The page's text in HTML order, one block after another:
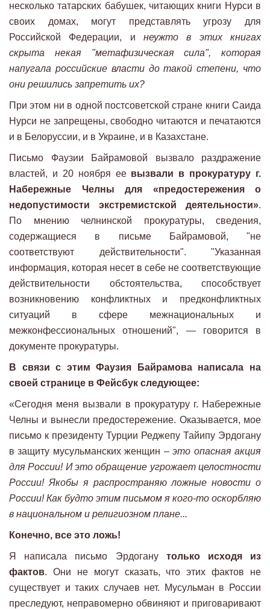
несколько татарских бабушек, читающих книги Нурси в
своих домах, могут представлять угрозу для
Российской Федерации, и неужто в этих книгах
скрыта некая "метафизическая сила", которая
напугала российские власти до такой степени, что
они решились запретить их?
При этом ни в одной постсоветской стране книги Саида
Нурси не запрещены, свободно читаются и печатаются
и в Белоруссии, и в Украине, и в Казахстане.
Письмо Фаузии Байрамовой вызвало раздражение
властей, и 20 ноября ее вызвали в прокуратуру г.
Набережные Челны для «предостережения о
недопустимости экстремистской деятельности».
По мнению челнинской прокуратуры, сведения,
содержащиеся в письме Байрамовой, "не
соответствуют действительности". "Указанная
информация, которая несет в себе не соответствующие
действительности обстоятельства, способствует
возникновению конфликтных и предконфликтных
ситуаций в сфере межнациональных и
межконфессиональных отношений", — говорится в
документе прокуратуры.
В связи с этим Фаузия Байрамова написала на
своей странице в Фейсбук следующее:
«Сегодня меня вызвали в прокуратуру г. Набережные
Челны и вынесли предостережение. Оказывается, мое
письмо к президенту Турции Реджепу Тайипу Эрдогану
в защиту мусульманских женщин –это опасная акция
для России! И это обращение угрожает целостности
России! Якобы я распространяю ложные новости о
России! Как будто этим письмом я кого-то оскорбляю
в национальном и религиозном плане...
Конечно, все это ложь!
Я написала письмо Эрдогану только исходя из
фактов. Они не могут сказать, что этих фактов не
существует и таких случаев нет. Мусульман в России
преследуют, неправомерно обвиняют и приговаривают